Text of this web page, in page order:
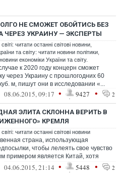
НЕ СМОЖЕТ ОБОЙТИСЬ БЕЗ
ЧЕРЕЗ УКРАИНУ — ЭКСПЕРТЫ
читати останні світові новини
та світу: читати новини політики
економіки України та світу.
к 2020 году концерн сможет
через Украину с прошлогодних 60
м, пишут они в исследовании «...
08.06.2015, 09:17 • 9427 • 2
ЭЛИТА СКЛОННА ВЕРИТЬ В
КРЕМЛЯ
читати останні світові новини
страна, использующая
чтобы лелеять свое чувство
примером является Китай, хотя
04.06.2015, 21:14 • 5448 • 2